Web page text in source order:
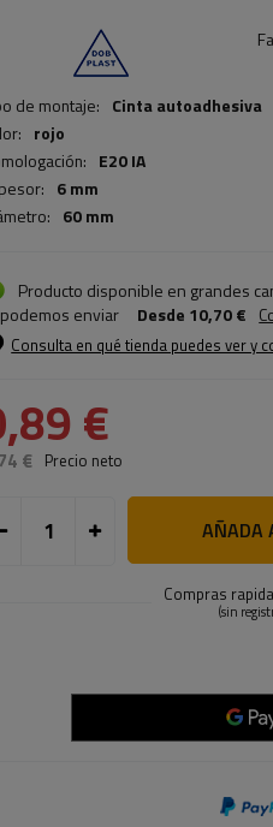
de montaje: Cinta autoadhesiva
rojo
E20 IA
6 mm
60 mm
Producto disponible en grandes
podemos enviar
Desde 10,70 €
Consulta en qué tienda puedes ver y
€
€ Precio neto
AÑADA
Compras
(sin